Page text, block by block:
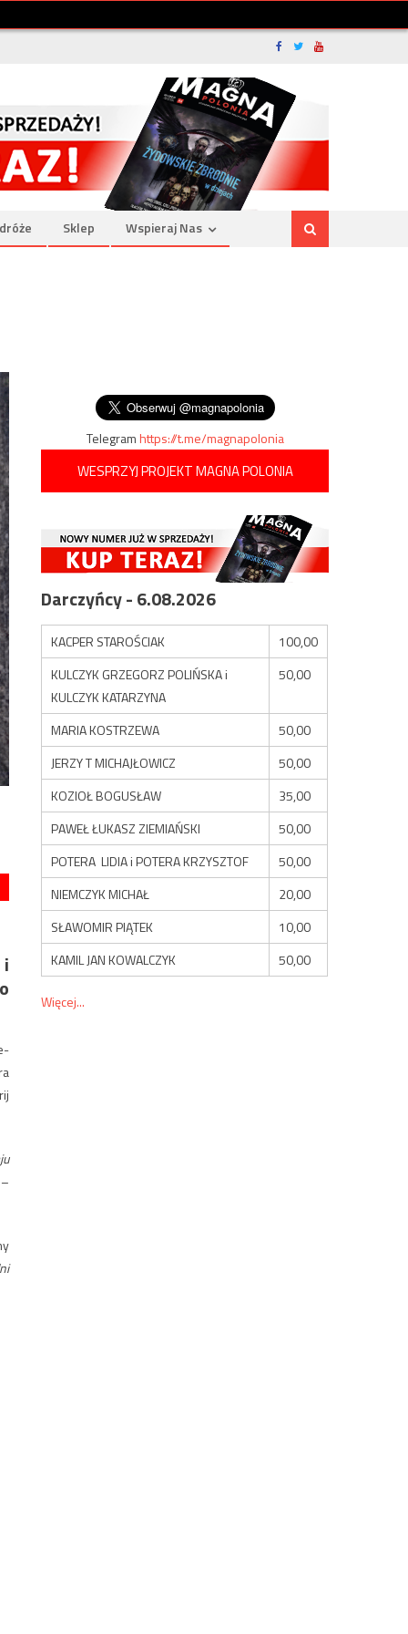
Sklep Wspieraj Nas
i
Telegramhttps://t.me/magnapolonia
WESPRZYJ PROJEKT MAGNA POLONIA
Darczyńcy - 6.08.2026
KACPER STAROŚCIAK
100,00
KULCZYK GRZEGORZ POLIŃSKA i
KULCZYK KATARZYNA
50,00
MARIA KOSTRZEWA
50,00
JERZY T MICHAJŁOWICZ
50,00
KOZIOŁ BOGUSŁAW
35,00
PAWEŁ ŁUKASZ ZIEMIAŃSKI
50,00
POTERA LIDIA i POTERA KRZYSZTOF
50,00
NIEMCZYK MICHAŁ
20,00
SŁAWOMIR PIĄTEK
10,00
KAMIL JAN KOWALCZYK
50,00
Więcej...